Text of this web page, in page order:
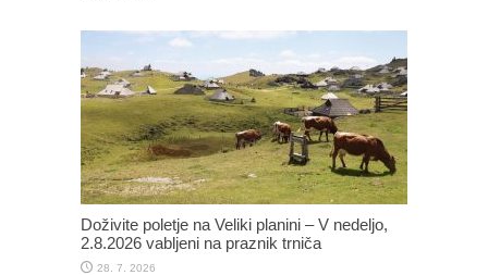
Doživite poletje na Veliki planini – V nedeljo,
2.8.2026 vabljeni na praznik trniča
28. 7. 2026